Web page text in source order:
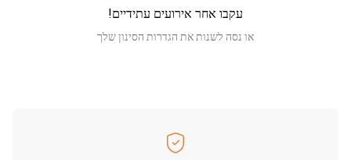
עקבו אחר אירועים עתידיים!
או נסה לשנות את הגדרות הסינון שלך